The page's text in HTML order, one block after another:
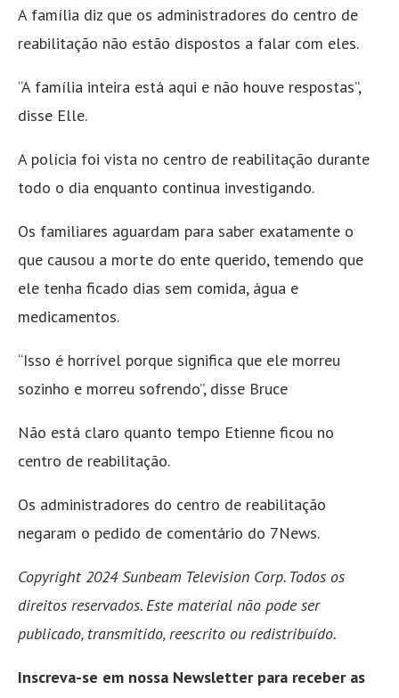
A família diz que os administradores do centro de
reabilitação não estão dispostos a falar com eles.
“A família inteira está aqui e não houve respostas”,
disse Elle.
A polícia foi vista no centro de reabilitação durante
todo o dia enquanto continua investigando.
Os familiares aguardam para saber exatamente o
que causou a morte do ente querido, temendo que
ele tenha ficado dias sem comida, água e
medicamentos.
“Isso é horrível porque significa que ele morreu
sozinho e morreu sofrendo”, disse Bruce
Não está claro quanto tempo Etienne ficou no
centro de reabilitação.
Os administradores do centro de reabilitação
negaram o pedido de comentário do 7News.
Copyright 2024 Sunbeam Television Corp. Todos os
direitos reservados. Este material não pode ser
publicado, transmitido, reescrito ou redistribuído.
Inscreva-se em nossa Newsletter para receber as